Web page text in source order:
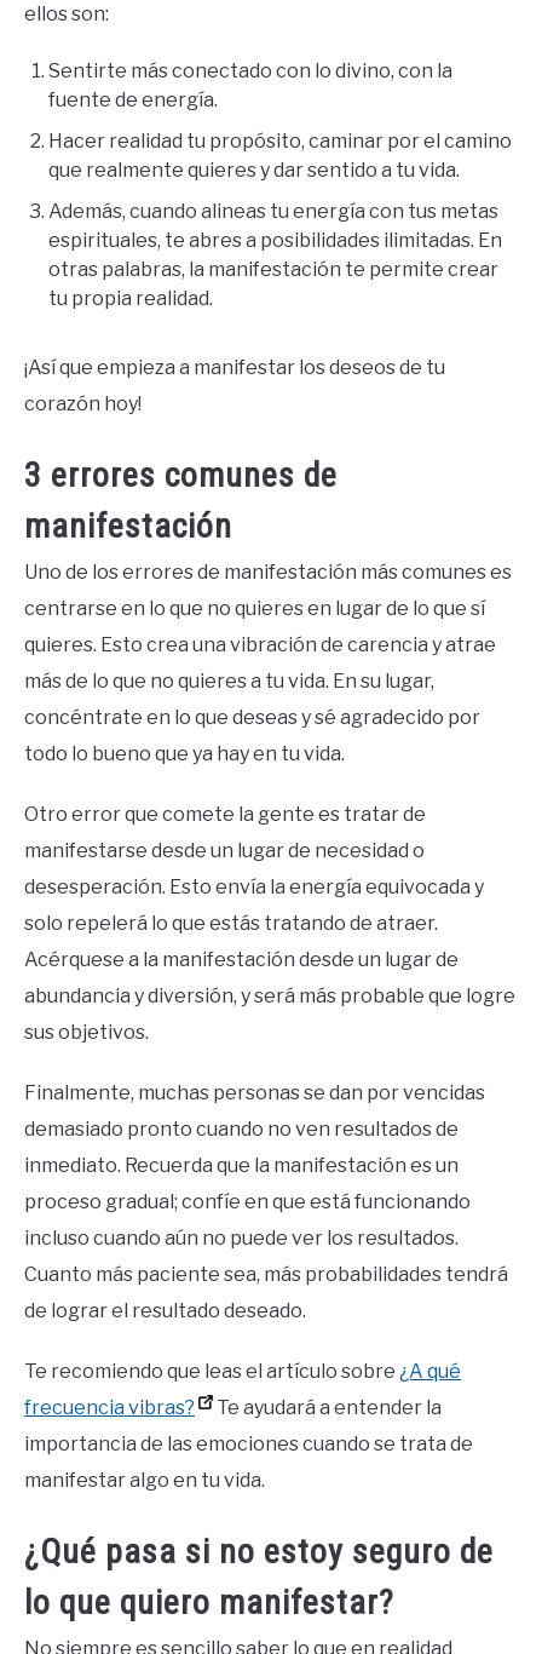
ellos son:
Sentirte más conectado con lo divino, con la
fuente de energía.
Hacer realidad tu propósito, caminar por el camino
que realmente quieres y dar sentido a tu vida.
Además, cuando alineas tu energía con tus metas
espirituales, te abres a posibilidades ilimitadas. En
otras palabras, la manifestación te permite crear
tu propia realidad.
¡Así que empieza a manifestar los deseos de tu
corazón hoy!
3 errores comunes de
manifestación
Uno de los errores de manifestación más comunes es
centrarse en lo que no quieres en lugar de lo que sí
quieres. Esto crea una vibración de carencia y atrae
más de lo que no quieres a tu vida. En su lugar,
concéntrate en lo que deseas y sé agradecido por
todo lo bueno que ya hay en tu vida.
Otro error que comete la gente es tratar de
manifestarse desde un lugar de necesidad o
desesperación. Esto envía la energía equivocada y
solo repelerá lo que estás tratando de atraer.
Acérquese a la manifestación desde un lugar de
abundancia y diversión, y será más probable que logre
sus objetivos.
Finalmente, muchas personas se dan por vencidas
demasiado pronto cuando no ven resultados de
inmediato. Recuerda que la manifestación es un
proceso gradual; confíe en que está funcionando
incluso cuando aún no puede ver los resultados.
Cuanto más paciente sea, más probabilidades tendrá
de lograr el resultado deseado.
Te recomiendo que leas el artículo sobre ¿A qué
frecuencia vibras?
Te ayudará a entender la
importancia de las emociones cuando se trata de
manifestar algo en tu vida.
¿Qué pasa si no estoy seguro de
lo que quiero manifestar?
No siempre es sencillo saber lo que en realidad